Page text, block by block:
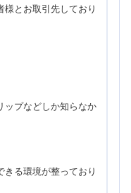
とお取引先しており
ップなどしか知らなか
る環境が整っており